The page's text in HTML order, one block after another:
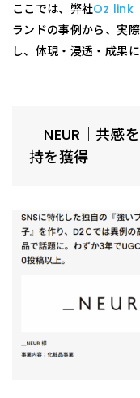
ここでは、弊社Oz link
ランドの事例から、実
し、体現・浸透・成果
＿NEUR｜共
持を獲得